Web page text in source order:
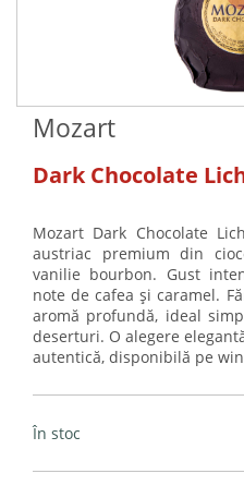
Mozart
Dark Chocolate
Mozart Dark Chocolate
austriac premium din
vanilie bourbon. Gust
note de cafea și caramel.
aromă profundă, ideal
deserturi. O alegere
autentică, disponibilă pe
În stoc